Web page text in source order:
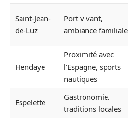
Saint-Jean-
de-Luz
Port vivant,
ambiance familiale
Hendaye
Proximité avec
l’Espagne, sports
nautiques
Espelette
Gastronomie,
traditions locales